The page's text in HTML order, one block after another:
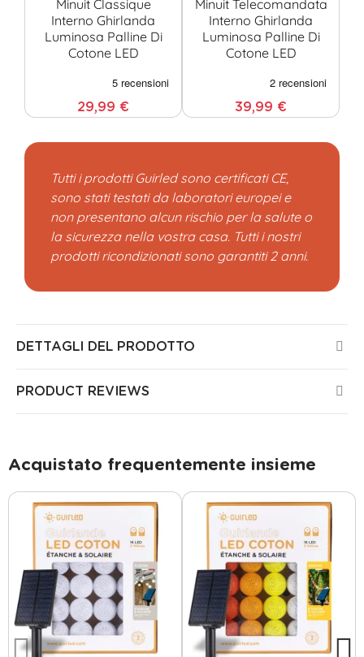
Minuit Classique
Interno Ghirlanda
Luminosa Palline Di
Cotone LED
29,99 €
Minuit Telecomandata
Interno Ghirlanda
Luminosa Palline Di
Cotone LED
39,99 €
Tutti i prodotti Guirled sono certificati CE,
sono stati testati da laboratori europei e
non presentano alcun rischio per la salute o
la sicurezza nella vostra casa. Tutti i nostri
prodotti ricondizionati sono garantiti 2 anni.
DETTAGLI DEL PRODOTTO
PRODUCT REVIEWS
Acquistato frequentemente insieme